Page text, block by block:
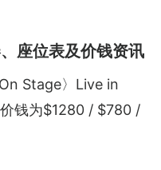
座位表及价钱资讯
Stage〉Live in
钱为$1280 / $780 /